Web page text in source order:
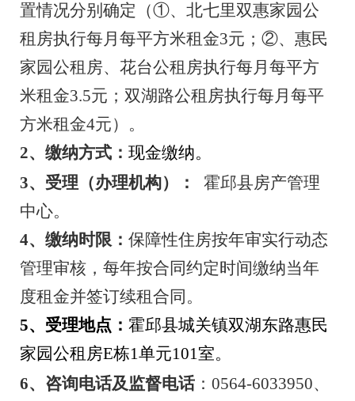
置情况分别确定（①、北七里双惠家园公
租房执行每月每平方米租金3元；②、惠民
家园公租房、花台公租房执行每月每平方
米租金3.5元；双湖路公租房执行每月每平
方米租金4元）。
2、缴纳方式： 现金缴纳。
3、受理（办理机构）：
霍邱县房产管理
中心。
4、缴纳时限： 保障性住房按年审实行动态
管理审核，每年按合同约定时间缴纳当年
度租金并签订续租合同。
5、受理地点： 霍邱县城关镇双湖东路惠民
家园公租房E栋1单元101室。
6、咨询电话及监督电话 ： 0564-6033950、